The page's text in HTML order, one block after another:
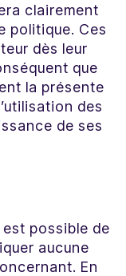
clairement
politique. Ces
dès leur
que
la présente
des
de ses
est possible de
aucune
En